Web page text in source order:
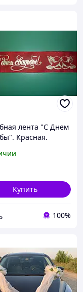
лента "С Днем
Красная.
Купить
100%